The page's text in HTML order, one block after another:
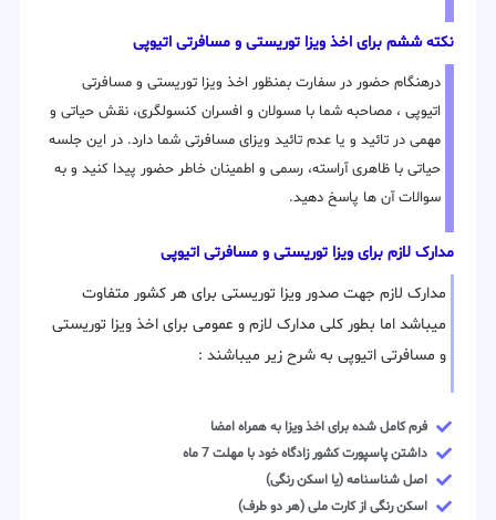
نکته ششم برای اخذ ویزا توریستی و مسافرتی اتیوپی
درهنگام حضور در سفارت بمنظور اخذ ویزا توریستی و مسافرتی
اتیوپی ، مصاحبه شما با مسولان و افسران کنسولگری، نقش حیاتی و
مهمی در تائید و یا عدم تائید ویزای مسافرتی شما دارد. در این جلسه
حیاتی با ظاهری آراسته، رسمی و اطمینان خاطر حضور پیدا کنید و به
سوالات آن ها پاسخ دهید.
مدارک لازم برای ویزا توریستی و مسافرتی اتیوپی
مدارک لازم جهت صدور ویزا توریستی برای هر کشور متفاوت
میباشد اما بطور کلی مدارک لازم و عمومی برای اخذ ویزا توریستی
و مسافرتی اتیوپی به شرح زیر میباشند :
فرم کامل شده برای اخذ ویزا به همراه امضا
داشتن پاسپورت کشور زادگاه خود با مهلت 7 ماه
اصل شناسنامه (یا اسکن رنگی)
اسکن رنگی از کارت ملی (هر دو طرف)